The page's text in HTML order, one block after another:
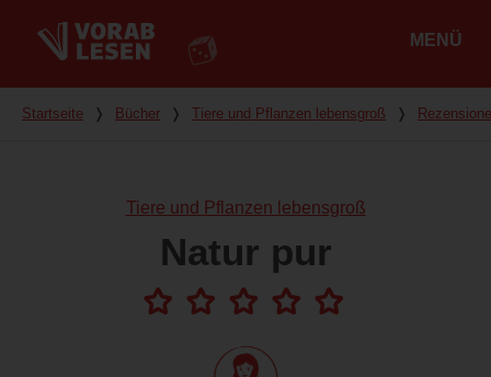
MENÜ
Du bist hier
Startseite ❭ Bücher ❭ Tiere und Pflanzen lebensgroß ❭
Tiere und Pflanzen lebensgroß
Natur pur